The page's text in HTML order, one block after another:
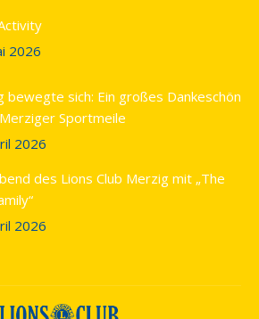
2026
bewegte sich: Ein großes Dankeschön
Sportmeile
2026
des Lions Club Merzig mit „The
2026